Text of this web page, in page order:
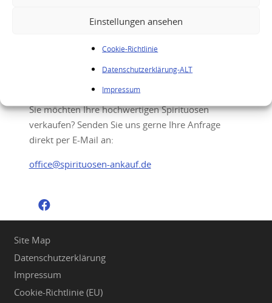
Einstellungen ansehen
Cookie-Richtlinie
Datenschutzerklärung-ALT
Impressum
Dom Perignon Vintage 2000
Ihre Anfrage
Sie möchten Ihre hochwertigen Spirituosen
verkaufen? Senden Sie uns gerne Ihre Anfrage
direkt per E-Mail an:
office@spirituosen-ankauf.de
Site Map
Datenschutzerklärung
Impressum
Cookie-Richtlinie (EU)